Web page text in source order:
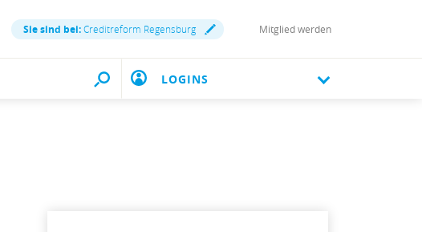
Sie sind bei:Creditreform Regensburg Mitglied werden
LOGINS